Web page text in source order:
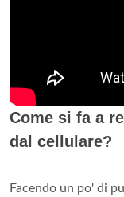
Come si fa a
dal cellulare?
Facendo un po' di